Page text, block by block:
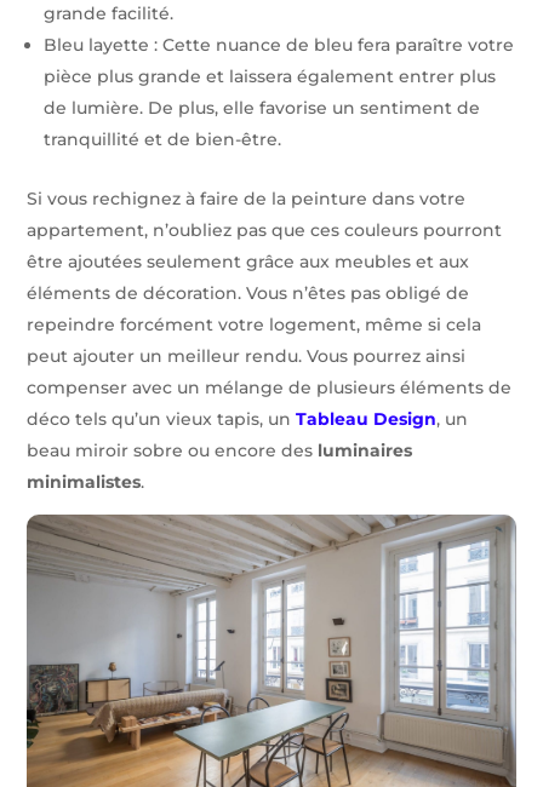
grande facilité.
Bleu layette : Cette nuance de bleu fera paraître votre
pièce plus grande et laissera également entrer plus
de lumière. De plus, elle favorise un sentiment de
tranquillité et de bien-être.
Si vous rechignez à faire de la peinture dans votre
appartement, n’oubliez pas que ces couleurs pourront
être ajoutées seulement grâce aux meubles et aux
éléments de décoration. Vous n’êtes pas obligé de
repeindre forcément votre logement, même si cela
peut ajouter un meilleur rendu. Vous pourrez ainsi
compenser avec un mélange de plusieurs éléments de
déco tels qu’un vieux tapis, unTableau Design, un
beau miroir sobre ou encore des luminaires
minimalistes.